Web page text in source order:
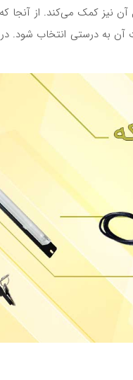
آن نیز کمک می‌کند. از آنجا
آن به درستی انتخاب شود.